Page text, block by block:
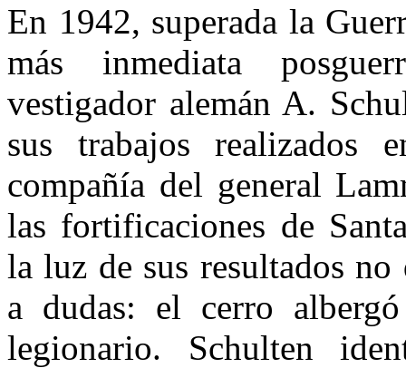
En 1942, superada la
más inme­diata
vestigador alemán A.
sus tra­bajos realizados
compañía del general
las fortifi­caciones de
la luz de sus resultados no
a dudas: el cerro
legionario. Schulten